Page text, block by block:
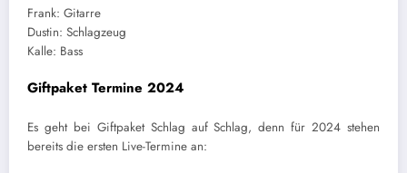
Frank: Gitarre
Dustin: Schlagzeug
Kalle: Bass
Giftpaket Termine 2024
Es geht bei Giftpaket Schlag auf Schlag, denn für 2024 stehen
bereits die ersten Live-Termine an: